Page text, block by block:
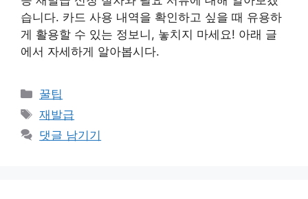
습니다. 카드 사용 내역을 확인하고 싶을 때 유용하
게 활용할 수 있는 정보니, 놓치지 마세요! 아래 글
에서 자세하게 알아봅시다.
카
테
고
리
꿀팁
태
그
재발급
댓글 남기기